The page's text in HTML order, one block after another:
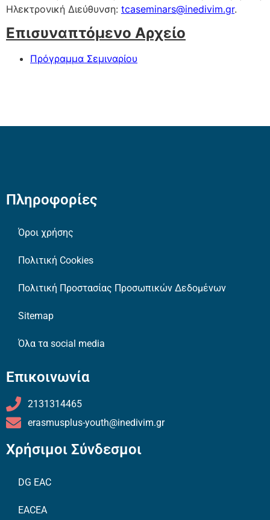
Ηλεκτρονική Διεύθυνση: tcaseminars@inedivim.gr.
Επισυναπτόμενο Αρχείο
Πρόγραμμα Σεμιναρίου
Πληροφορίες
Όροι χρήσης
Πολιτική Cookies
Πολιτική Προστασίας Προσωπικών Δεδομένων
Sitemap
Όλα τα social media
Επικοινωνία
2131314465
erasmusplus-youth@inedivim.gr
Χρήσιμοι Σύνδεσμοι
DG EAC
EACEA